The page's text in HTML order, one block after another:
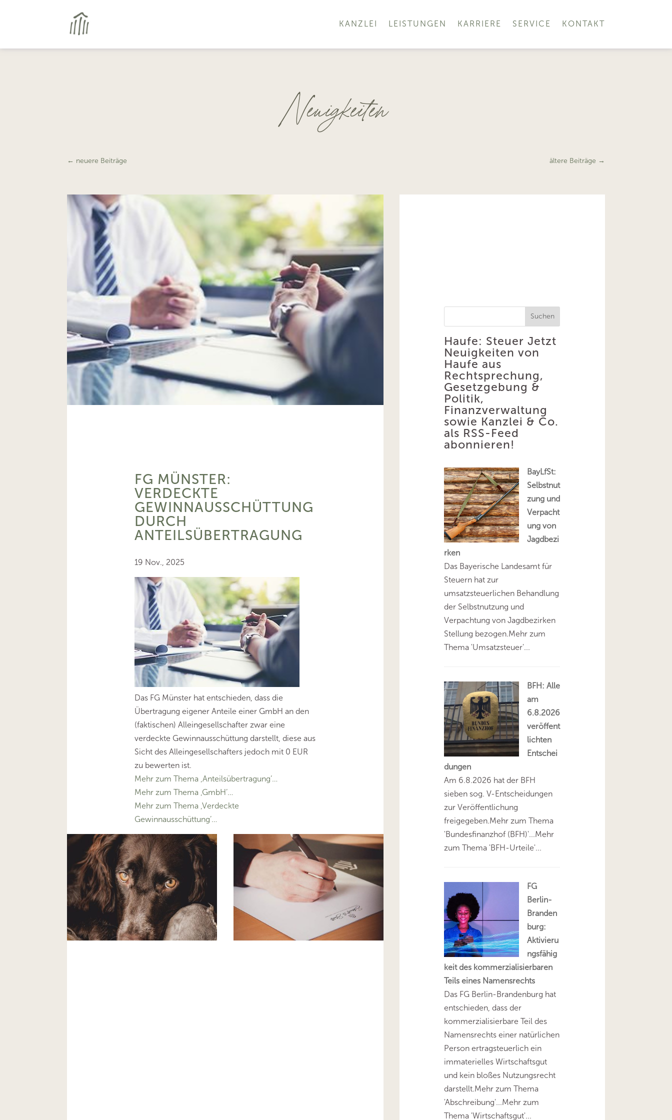
KANZLEI LEISTUNGEN KARRIERE SERVICE KONTAKT
Neuigkeiten
← neuere Beiträge ältere Beiträge →
FG MÜNSTER:
VERDECKTE
GEWINNAUSSCHÜTTUNG
DURCH
ANTEILSÜBERTRAGUNG
19 Nov., 2025
Das FG Münster hat entschieden, dass die
Übertragung eigener Anteile einer GmbH an den
(faktischen) Alleingesellschafter zwar eine
verdeckte Gewinnausschüttung darstellt, diese aus
Sicht des Alleingesellschafters jedoch mit 0 EUR
zu bewerten ist.
Mehr zum Thema ‚Anteilsübertragung’…
Mehr zum Thema ‚GmbH’…
Mehr zum Thema ‚Verdeckte
Gewinnausschüttung’…
Suchen
Haufe: Steuer Jetzt
Neuigkeiten von
Haufe aus
Rechtsprechung,
Gesetzgebung &
Politik,
Finanzverwaltung
sowie Kanzlei & Co.
als RSS-Feed
abonnieren!
BayLfSt:
Selbstnut
zung und
Verpacht
ung von
Jagdbezi
rken
Das Bayerische Landesamt für
Steuern hat zur
umsatzsteuerlichen Behandlung
der Selbstnutzung und
Verpachtung von Jagdbezirken
Stellung bezogen.Mehr zum
Thema 'Umsatzsteuer'...
BFH: Alle
am
6.8.2026
veröffent
lichten
Entschei
dungen
Am 6.8.2026 hat der BFH
sieben sog. V-Entscheidungen
zur Veröffentlichung
freigegeben.Mehr zum Thema
'Bundesfinanzhof (BFH)'...Mehr
zum Thema 'BFH-Urteile'...
FG
Berlin-
Branden
burg:
Aktivieru
ngsfähig
keit des kommerzialisierbaren
Teils eines Namensrechts
Das FG Berlin-Brandenburg hat
entschieden, dass der
kommerzialisierbare Teil des
Namensrechts einer natürlichen
Person ertragsteuerlich ein
immaterielles Wirtschaftsgut
und kein bloßes Nutzungsrecht
darstellt.Mehr zum Thema
'Abschreibung'...Mehr zum
Thema 'Wirtschaftsgut'...